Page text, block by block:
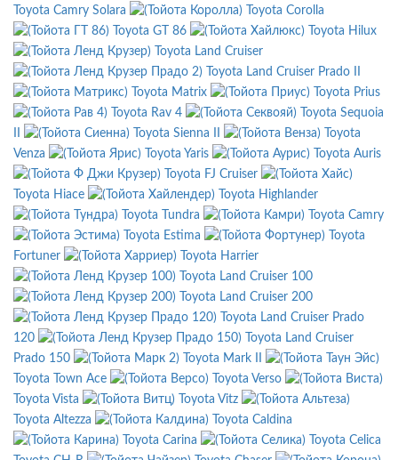
Toyota Camry Solara
Toyota Corolla
Toyota GT 86
Toyota Hilux
Toyota Land Cruiser
Toyota Land Cruiser Prado II
Toyota Matrix
Toyota Prius
Toyota Rav 4
Toyota Sequoia
Toyota Sienna II
Toyota
Venza
Toyota Yaris
Toyota Auris
Toyota FJ Cruiser
Toyota Hiace
Toyota Highlander
Toyota Tundra
Toyota Camry
Toyota Estima
Toyota
Fortuner
Toyota Harrier
Toyota Land Cruiser 100
Toyota Land Cruiser 200
Toyota Land Cruiser Prado
120
Toyota Land Cruiser
Prado 150
Toyota Mark II
Toyota Town Ace
Toyota Verso
Toyota Vista
Toyota Vitz
Toyota Altezza
Toyota Caldina
Toyota Carina
Toyota Celica